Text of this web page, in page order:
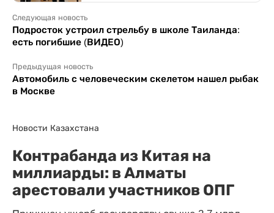
Следующая новость
Подросток устроил стрельбу в школе Таиланда:
есть погибшие (ВИДЕО)
Предыдущая новость
Автомобиль с человеческим скелетом нашел рыбак
в Москве
Новости Казахстана
Контрабанда из Китая на
миллиарды: в Алматы
арестовали участников ОПГ